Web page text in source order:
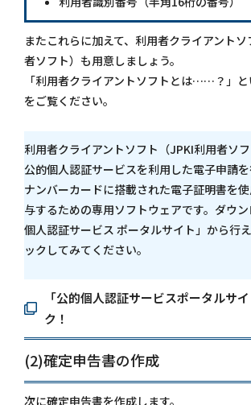
またこれらに加えて、利用者クライアント
者ソフト）も用意しましょう。
「利用者クライアントソフトとは……？」
をご覧ください。
利用者クライアントソフト（JPKI利用者ソフ
公的個人認証サービスを利用した電子申請
ナンバーカードに搭載された電子証明書を
与するための専用ソフトウェアです。ダウ
個人認証サービス ポータルサイト」から行
ックしてみてください。
「公的個人認証サービスポータルサ
ク！
(2)確定申告書の作成
次に確定申告書を作成します。